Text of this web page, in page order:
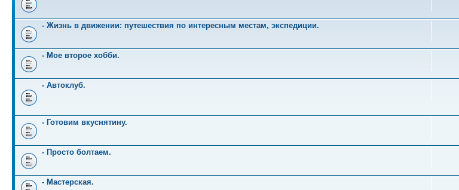
- Жизнь в движении: путешествия по интересным местам, экспедиции.
- Мое второе хобби.
- Автоклуб.
- Готовим вкуснятину.
- Просто болтаем.
- Мастерская.